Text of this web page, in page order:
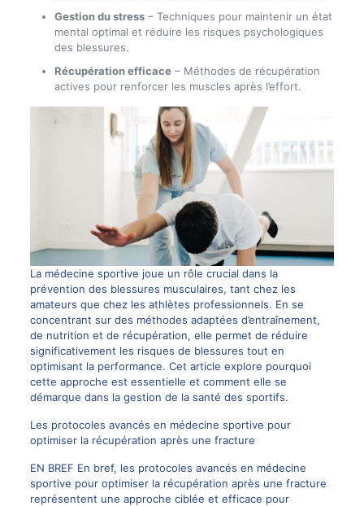
Gestion du stress– Techniques pour maintenir un état
mental optimal et réduire les risques psychologiques
des blessures.
Récupération efficace– Méthodes de récupération
actives pour renforcer les muscles après l’effort.
La médecine sportive joue un rôle crucial dans la
prévention des blessures musculaires, tant chez les
amateurs que chez les athlètes professionnels. En se
concentrant sur des méthodes adaptées d’entraînement,
de nutrition et de récupération, elle permet de réduire
significativement les risques de blessures tout en
optimisant la performance. Cet article explore pourquoi
cette approche est essentielle et comment elle se
démarque dans la gestion de la santé des sportifs.
Les protocoles avancés en médecine sportive pour
optimiser la récupération après une fracture
EN BREF En bref, les protocoles avancés en médecine
sportive pour optimiser la récupération après une fracture
représentent une approche ciblée et efficace pour